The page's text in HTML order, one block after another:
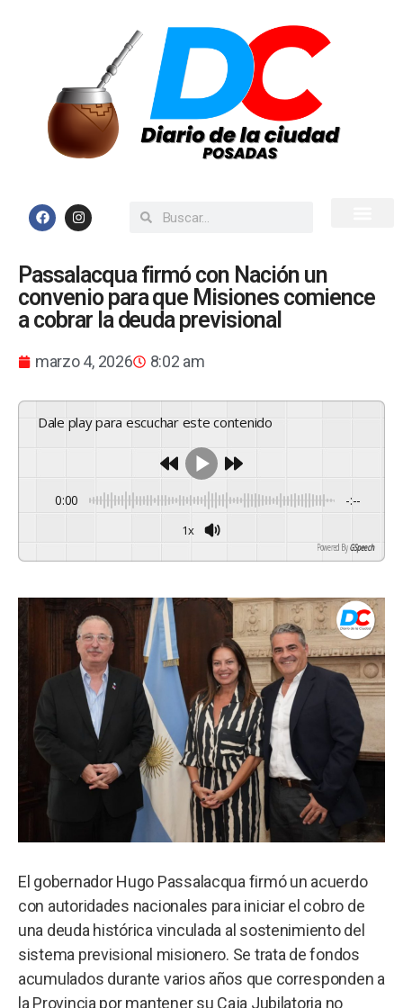
Passalacqua firmó con Nación un
convenio para que Misiones comience
a cobrar la deuda previsional
marzo 4, 2026 8:02 am
Dale play para escuchar este contenido
0:00 -:--
1x
Powered By GSpeech
El gobernador Hugo Passalacqua firmó un acuerdo
con autoridades nacionales para iniciar el cobro de
una deuda histórica vinculada al sostenimiento del
sistema previsional misionero. Se trata de fondos
acumulados durante varios años que corresponden a
la Provincia por mantener su Caja Jubilatoria no